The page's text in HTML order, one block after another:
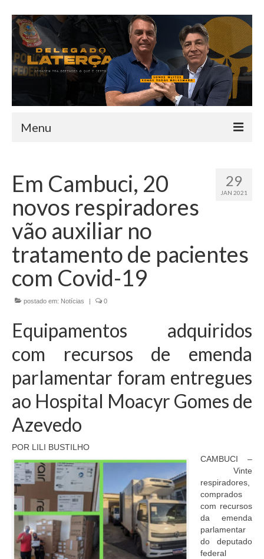
Menu
QUEM SOU
INFORMATIVO
TEAM
MANDATO
EMENDAS
PROPOSTAS LEGISLATIVAS
TRANSPARÊNCIA
AGENDA
CONTATO
29
JAN 2021
Em Cambuci, 20
novos respiradores
vão auxiliar no
tratamento de pacientes
com Covid-19
postado em: Notícias | 0
Equipamentos adquiridos
com recursos de emenda
parlamentar foram entregues
ao Hospital Moacyr Gomes de
Azevedo
POR LILI BUSTILHO
CAMBUCI –
Vinte
respiradores,
comprados
com recursos
da emenda
parlamentar
do deputado
federal